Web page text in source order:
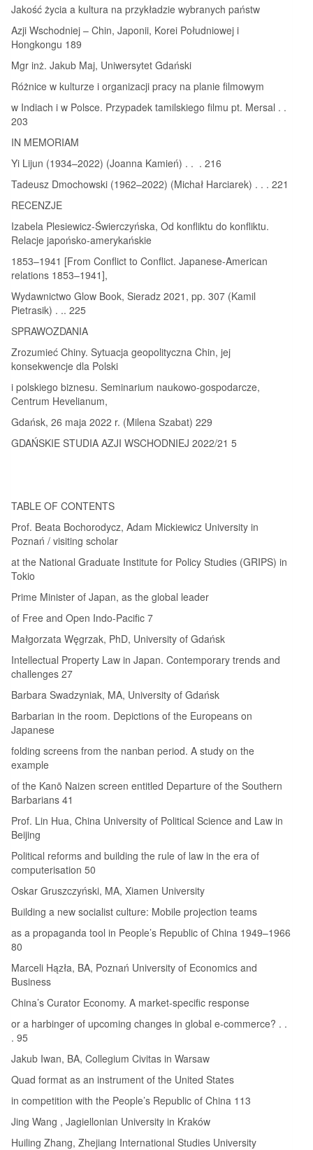
Jakość życia a kultura na przykładzie wybranych państw
Azji Wschodniej – Chin, Japonii, Korei Południowej i
Hongkongu 189
Mgr inż. Jakub Maj, Uniwersytet Gdański
Różnice w kulturze i organizacji pracy na planie filmowym
w Indiach i w Polsce. Przypadek tamilskiego filmu pt. Mersal . .
203
IN MEMORIAM
Yi Lijun (1934–2022) (Joanna Kamień) . . . 216
Tadeusz Dmochowski (1962–2022) (Michał Harciarek) . . . 221
RECENZJE
Izabela Plesiewicz-Świerczyńska, Od konfliktu do konfliktu.
Relacje japońsko-amerykańskie
1853–1941 [From Conflict to Conflict. Japanese-American
relations 1853–1941],
Wydawnictwo Glow Book, Sieradz 2021, pp. 307 (Kamil
Pietrasik) . .. 225
SPRAWOZDANIA
Zrozumieć Chiny. Sytuacja geopolityczna Chin, jej
konsekwencje dla Polski
i polskiego biznesu. Seminarium naukowo-gospodarcze,
Centrum Hevelianum,
Gdańsk, 26 maja 2022 r. (Milena Szabat) 229
GDAŃSKIE STUDIA AZJI WSCHODNIEJ 2022/21 5
TABLE OF CONTENTS
Prof. Beata Bochorodycz, Adam Mickiewicz University in
Poznań / visiting scholar
at the National Graduate Institute for Policy Studies (GRIPS) in
Tokio
Prime Minister of Japan, as the global leader
of Free and Open Indo-Pacific 7
Małgorzata Węgrzak, PhD, University of Gdańsk
Intellectual Property Law in Japan. Contemporary trends and
challenges 27
Barbara Swadzyniak, MA, University of Gdańsk
Barbarian in the room. Depictions of the Europeans on
Japanese
folding screens from the nanban period. A study on the
example
of the Kanō Naizen screen entitled Departure of the Southern
Barbarians 41
Prof. Lin Hua, China University of Political Science and Law in
Beijing
Political reforms and building the rule of law in the era of
computerisation 50
Oskar Gruszczyński, MA, Xiamen University
Building a new socialist culture: Mobile projection teams
as a propaganda tool in People’s Republic of China 1949–1966
80
Marceli Hązła, BA, Poznań University of Economics and
Business
China’s Curator Economy. A market-specific response
or a harbinger of upcoming changes in global e-commerce? . .
. 95
Jakub Iwan, BA, Collegium Civitas in Warsaw
Quad format as an instrument of the United States
in competition with the People’s Republic of China 113
Jing Wang , Jagiellonian University in Kraków
Huiling Zhang, Zhejiang International Studies University